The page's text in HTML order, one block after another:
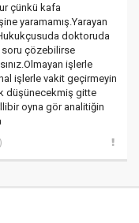
çünkü kafa
yaramamış.Yarayan
doktoruda
çözebilirse
işlerle
işlerle vakit geçirmeyin
düşünecekmiş gitte
oyna gör analitiğin